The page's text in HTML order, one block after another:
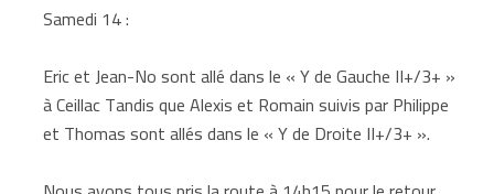
Samedi 14 :
Eric et Jean-No sont allé dans le « Y de Gauche II+/3+ »
à Ceillac Tandis que Alexis et Romain suivis par Philippe
et Thomas sont allés dans le « Y de Droite II+/3+ ».